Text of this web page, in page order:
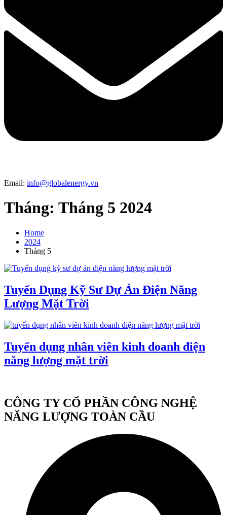
Email: info@globalenergy.vn
Tháng: Tháng 5 2024
Home
2024
Tháng 5
Tuyển Dụng Kỹ Sư Dự Án Điện Năng
Lượng Mặt Trời
Tuyển dụng nhân viên kinh doanh điện
năng lượng mặt trời
CÔNG TY CỔ PHẦN CÔNG NGHỆ
NĂNG LƯỢNG TOÀN CẦU